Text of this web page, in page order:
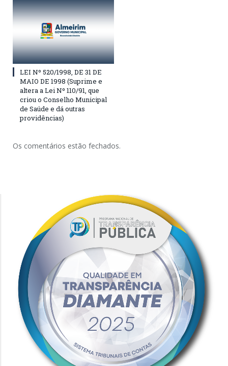
LEI Nº 520/1998, DE 31 DE
MAIO DE 1998 (Suprime e
altera a Lei Nº 110/91, que
criou o Conselho Municipal
de Saúde e dá outras
providências)
Os comentários estão fechados.